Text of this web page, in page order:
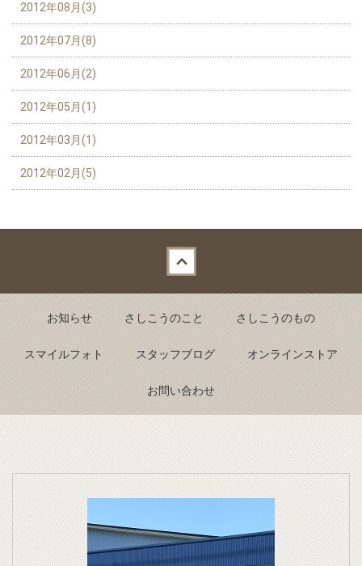
2012年08月(3)
2012年07月(8)
2012年06月(2)
2012年05月(1)
2012年03月(1)
2012年02月(5)
お知らせ さしこうのこと さしこうのもの
スマイルフォト スタッフブログ オンラインストア
お問い合わせ
Back to top